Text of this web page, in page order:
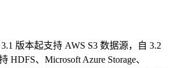
版本起支持 AWS S3 数据源，自 3.2
HDFS、Microsoft Azure Storage、